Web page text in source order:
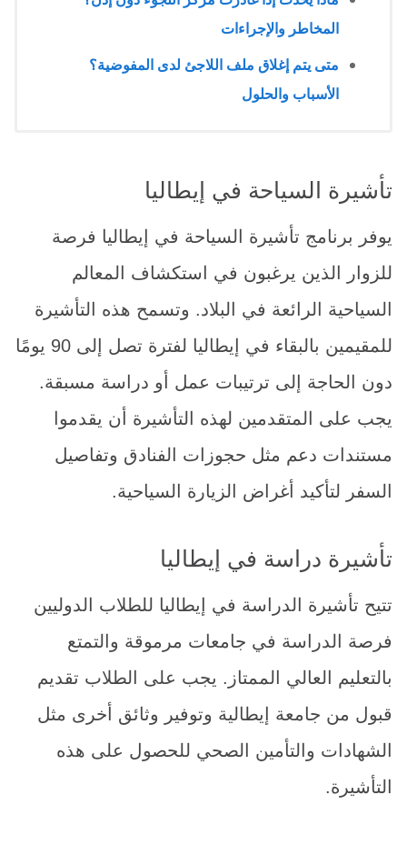
المخاطر والإجراءات
متى يتم إغلاق ملف اللاجئ لدى المفوضية؟
الأسباب والحلول
تأشيرة السياحة في إيطاليا
يوفر برنامج تأشيرة السياحة في إيطاليا فرصة
للزوار الذين يرغبون في استكشاف المعالم
السياحية الرائعة في البلاد. وتسمح هذه التأشيرة
للمقيمين بالبقاء في إيطاليا لفترة تصل إلى 90 يومًا
دون الحاجة إلى ترتيبات عمل أو دراسة مسبقة.
يجب على المتقدمين لهذه التأشيرة أن يقدموا
مستندات دعم مثل حجوزات الفنادق وتفاصيل
السفر لتأكيد أغراض الزيارة السياحية.
تأشيرة دراسة في إيطاليا
تتيح تأشيرة الدراسة في إيطاليا للطلاب الدوليين
فرصة الدراسة في جامعات مرموقة والتمتع
بالتعليم العالي الممتاز. يجب على الطلاب تقديم
قبول من جامعة إيطالية وتوفير وثائق أخرى مثل
الشهادات والتأمين الصحي للحصول على هذه
التأشيرة.